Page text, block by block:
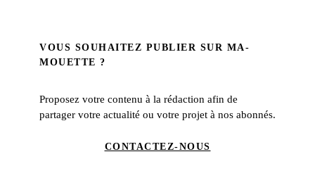
VOUS SOUHAITEZ PUBLIER SUR MA-
MOUETTE ?
Proposez votre contenu à la rédaction afin de
partager votre actualité ou votre projet à nos abonnés.
CONTACTEZ-NOUS